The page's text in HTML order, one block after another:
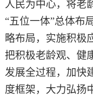
人民为中心，将老
“五位一体”总体布
略布局，实施积极
把积极老龄观、健
发展全过程，加快
度框架，大力弘扬